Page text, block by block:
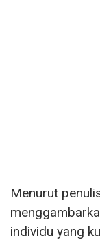
Menurut
individu yang